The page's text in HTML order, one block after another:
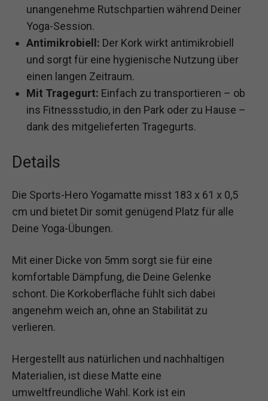
unangenehme Rutschpartien während Deiner
Yoga-Session.
Antimikrobiell: Der Kork wirkt antimikrobiell
und sorgt für eine hygienische Nutzung über
einen langen Zeitraum.
Mit Tragegurt: Einfach zu transportieren – ob
ins Fitnessstudio, in den Park oder zu Hause –
dank des mitgelieferten Tragegurts.
Details
Die Sports-Hero Yogamatte misst 183 x 61 x 0,5
cm und bietet Dir somit genügend Platz für alle
Deine Yoga-Übungen.
Mit einer Dicke von 5mm sorgt sie für eine
komfortable Dämpfung, die Deine Gelenke
schont. Die Korkoberfläche fühlt sich dabei
angenehm weich an, ohne an Stabilität zu
verlieren.
Hergestellt aus natürlichen und nachhaltigen
Materialien, ist diese Matte eine
umweltfreundliche Wahl. Kork ist ein